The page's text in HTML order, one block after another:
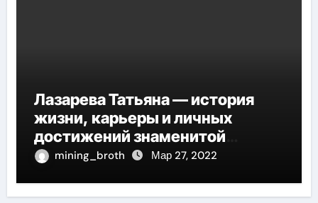
Лазарева Татьяна — история
жизни, карьеры и личных
достижений знаменитой
актрисы, восходящей на олимп
mining_broth Мар 27, 2022